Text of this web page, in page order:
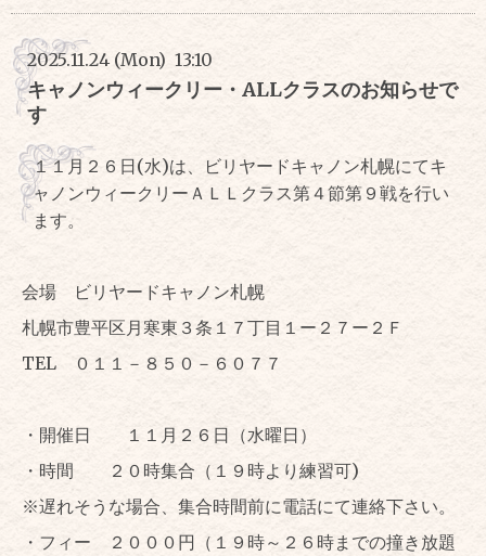
2025.11.24 (Mon) 13:10
キャノンウィークリー・ALLクラスのお知らせで
す
１１月２６日(水)は、ビリヤードキャノン札幌にてキ
ャノンウィークリーＡＬＬクラス第４節第９戦を行い
ます。
会場 ビリヤードキャノン札幌
札幌市豊平区月寒東３条１７丁目１ー２７ー２Ｆ
TEL ０１１－８５０－６０７７
・開催日 １１月２６日（水曜日）
・時間 ２０時集合（１９時より練習可)
※遅れそうな場合、集合時間前に電話にて連絡下さい。
・フィー ２０００円（１９時～２６時までの撞き放題